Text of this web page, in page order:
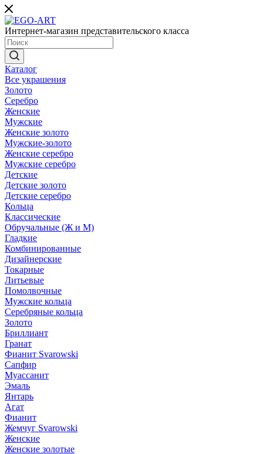
Интернет-магазин представительского класса
Каталог
Все украшения
Золото
Серебро
Женские
Мужские
Женские золото
Мужские-золото
Женские серебро
Мужские серебро
Детские
Детские золото
Детские серебро
Кольца
Классические
Обручальные (Ж и М)
Гладкие
Комбинированные
Дизайнерские
Токарные
Литьевые
Помолвочные
Мужские кольца
Серебряные кольца
Золото
Бриллиант
Гранат
Фианит Svarowski
Сапфир
Муассанит
Эмаль
Янтарь
Агат
Фианит
Жемчуг Svarowski
Женские
Женские золотые